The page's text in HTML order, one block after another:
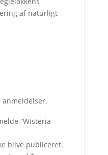
af naturligt
anmeldelser.
“Wisteria
blive publiceret.